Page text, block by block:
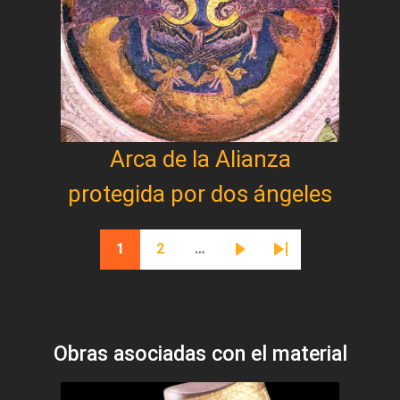
Arca de la Alianza
protegida por dos ángeles
Paginación
Página actual
1
Página
2 …
Siguiente página
Última página
Obras asociadas con el material